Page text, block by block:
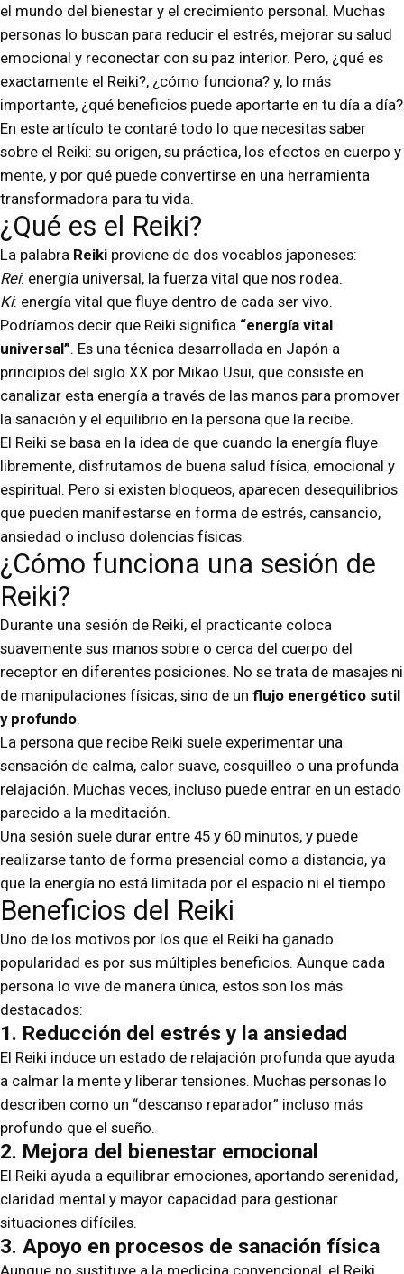
el mundo del bienestar y el crecimiento personal. Muchas
personas lo buscan para reducir el estrés, mejorar su salud
emocional y reconectar con su paz interior. Pero, ¿qué es
exactamente el Reiki?, ¿cómo funciona? y, lo más
importante, ¿qué beneficios puede aportarte en tu día a día?
En este artículo te contaré todo lo que necesitas saber
sobre el Reiki: su origen, su práctica, los efectos en cuerpo y
mente, y por qué puede convertirse en una herramienta
transformadora para tu vida.
¿Qué es el Reiki?
La palabra Reiki proviene de dos vocablos japoneses:
Rei: energía universal, la fuerza vital que nos rodea.
Ki: energía vital que fluye dentro de cada ser vivo.
Podríamos decir que Reiki significa “energía vital
universal”. Es una técnica desarrollada en Japón a
principios del siglo XX por Mikao Usui, que consiste en
canalizar esta energía a través de las manos para promover
la sanación y el equilibrio en la persona que la recibe.
El Reiki se basa en la idea de que cuando la energía fluye
libremente, disfrutamos de buena salud física, emocional y
espiritual. Pero si existen bloqueos, aparecen desequilibrios
que pueden manifestarse en forma de estrés, cansancio,
ansiedad o incluso dolencias físicas.
¿Cómo funciona una sesión de
Reiki?
Durante una sesión de Reiki, el practicante coloca
suavemente sus manos sobre o cerca del cuerpo del
receptor en diferentes posiciones. No se trata de masajes ni
de manipulaciones físicas, sino de un flujo energético sutil
y profundo.
La persona que recibe Reiki suele experimentar una
sensación de calma, calor suave, cosquilleo o una profunda
relajación. Muchas veces, incluso puede entrar en un estado
parecido a la meditación.
Una sesión suele durar entre 45 y 60 minutos, y puede
realizarse tanto de forma presencial como a distancia, ya
que la energía no está limitada por el espacio ni el tiempo.
Beneficios del Reiki
Uno de los motivos por los que el Reiki ha ganado
popularidad es por sus múltiples beneficios. Aunque cada
persona lo vive de manera única, estos son los más
destacados:
1. Reducción del estrés y la ansiedad
El Reiki induce un estado de relajación profunda que ayuda
a calmar la mente y liberar tensiones. Muchas personas lo
describen como un “descanso reparador” incluso más
profundo que el sueño.
2. Mejora del bienestar emocional
El Reiki ayuda a equilibrar emociones, aportando serenidad,
claridad mental y mayor capacidad para gestionar
situaciones difíciles.
3. Apoyo en procesos de sanación física
Aunque no sustituye a la medicina convencional, el Reiki